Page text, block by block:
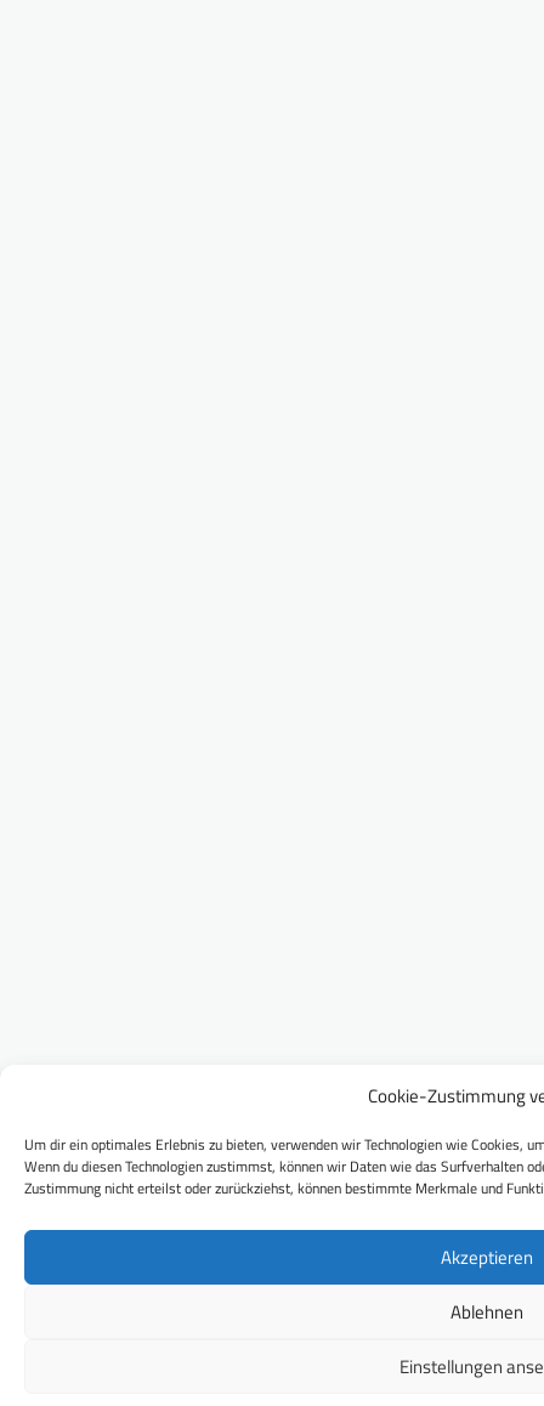
Cookie-Zustimmung
Um dir ein optimales Erlebnis zu bieten, verwenden wir Technologien wie Cookies,
Wenn du diesen Technologien zustimmst, können wir Daten wie das Surfverhalten
Zustimmung nicht erteilst oder zurückziehst, können bestimmte Merkmale und
Akzeptieren
Ablehnen
Einstellungen